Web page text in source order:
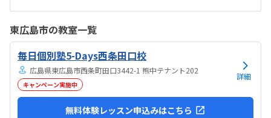
うで良かった。できれば、毎月1万以内で通いたいです。子供に熱心に
気持ちになれて良かった。
東広島市の教室一覧
毎日個別塾5-Days西条田口校
広島県東広島市西条町田口3442-1 熊中テナント202
キャンペーン実施中
詳細
無料体験レッスン申込みはこちら